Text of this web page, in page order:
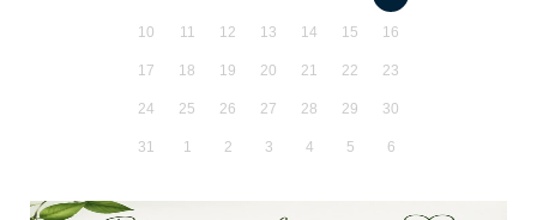
10 11 12 13 14 15 16
17 18 19 20 21 22 23
24 25 26 27 28 29 30
31 1 2 3 4 5 6